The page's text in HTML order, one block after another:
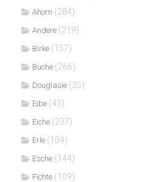
Ahorn (284)
Andere (219)
Birke (157)
Buche (266)
Douglasie (35)
Eibe (43)
Eiche (237)
Erle (104)
Esche (144)
Fichte (109)